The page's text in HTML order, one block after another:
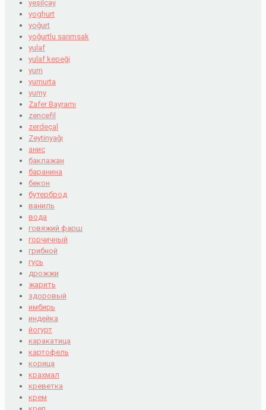
yeşilçay
yoghurt
yoğurt
yoğurtlu sarımsak
yulaf
yulaf kepeği
yum
yumurta
yumy
Zafer Bayramı
zencefil
zerdeçal
Zeytinyağı
анис
баклажан
баранина
бекон
бутерброд
ваниль
вода
говяжий фарш
горчичный
грибной
гусь
дрожжи
жарить
здоровый
имбирь
индейка
йогурт
каракатица
картофель
корица
крахмал
креветка
крем